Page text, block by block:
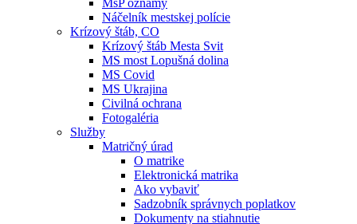
MsP oznamy
Náčelník mestskej polície
Krízový štáb, CO
Krízový štáb Mesta Svit
MS most Lopušná dolina
MS Covid
MS Ukrajina
Civilná ochrana
Fotogaléria
Služby
Matričný úrad
O matrike
Elektronická matrika
Ako vybaviť
Sadzobník správnych poplatkov
Dokumenty na stiahnutie